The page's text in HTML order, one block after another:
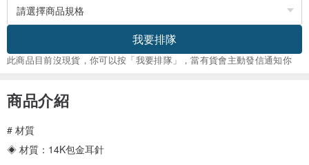
我要排隊
此商品目前沒現貨，你可以按「我要排隊」，當有貨會主動發信通知你
商品介紹
# 材質
◈ 材質：14K包金耳針